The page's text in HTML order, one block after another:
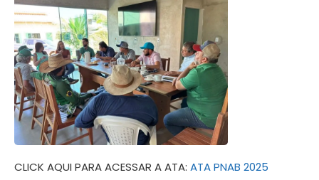
CLICK AQUI PARA ACESSAR A ATA: ATA PNAB 2025